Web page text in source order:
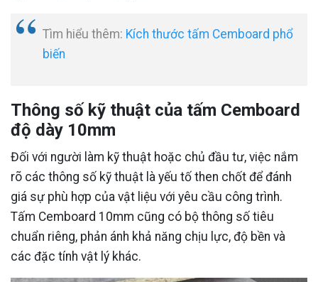
Tìm hiểu thêm: Kích thước tấm Cemboard phổ
biến
Thông số kỹ thuật của tấm Cemboard
độ dày 10mm
Đối với người làm kỹ thuật hoặc chủ đầu tư, việc nắm
rõ các thông số kỹ thuật là yếu tố then chốt để đánh
giá sự phù hợp của vật liệu với yêu cầu công trình.
Tấm Cemboard 10mm cũng có bộ thông số tiêu
chuẩn riêng, phản ánh khả năng chịu lực, độ bền và
các đặc tính vật lý khác.